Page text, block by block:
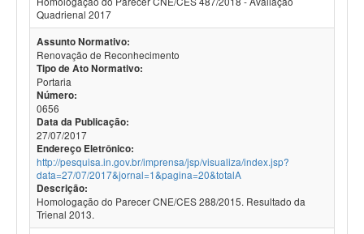
Quadrienal 2017
Assunto Normativo:
Renovação de Reconhecimento
Tipo de Ato Normativo:
Portaria
Número:
0656
Data da Publicação:
27/07/2017
Endereço Eletrônico:
http://pesquisa.in.gov.br/imprensa/jsp/visualiza/index.jsp?
data=27/07/2017&jornal=1&pagina=20&totalA
Descrição:
Homologação do Parecer CNE/CES 288/2015. Resultado da
Trienal 2013.